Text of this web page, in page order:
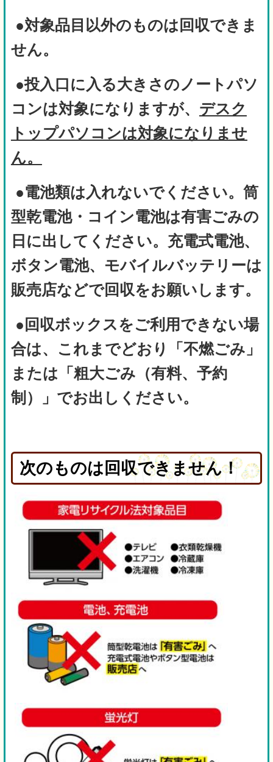
●対象品目以外のものは回収できま
せん。
●投入口に入る大きさのノートパソ
コンは対象になりますが、 デスク
トップパソコンは対象になりませ
ん。
●電池類は入れないでください。筒
型乾電池・コイン電池は有害ごみの
日に出してください。充電式電池、
ボタン電池、モバイルバッテリーは
販売店などで回収をお願いします。
●回収ボックスをご利用できない場
合は、これまでどおり「不燃ごみ」
または「粗大ごみ（有料、予約
制）」でお出しください。
次のものは回収できません！